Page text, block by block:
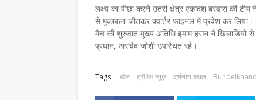
लक्ष्य का पीछा करने उतरी क्षेत्र एकादश बरवारा की
से मुकाबला जीतकर क्वार्टर फाइनल में प्रवेश कर
मैच की शुरुवात मुख्य अतिथि इमाम हसन ने खिलाडिय़ो से
प्रधान, अरविंद जोशी उपस्थित रहे।
Tags: खेल ट्रेंडिंग न्यूज़ दर्शनीय स्थल